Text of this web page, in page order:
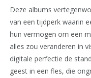
Deze albums
van een tijdperk waarin
hun vermogen om een
alles zou veranderen in
digitale perfectie de
geest in een fles, die